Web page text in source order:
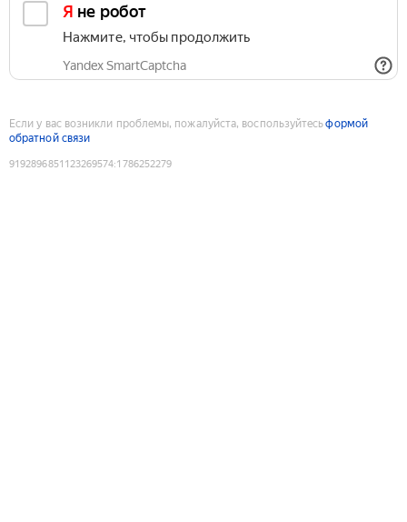
Я не робот
Нажмите, чтобы продолжить
Yandex SmartCaptcha
Если у вас возникли проблемы, пожалуйста, воспользуйтесьформой
обратной связи
9192896851123269574:1786252279